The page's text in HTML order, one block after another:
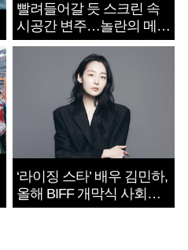
빨려들어갈 듯 스크린 속
시공간 변주…놀란의 메시
지는 ‘전쟁 속죄’
‘라이징 스타’ 배우 김민하,
올해 BIFF 개막식 사회자
확정